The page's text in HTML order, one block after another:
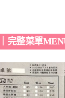
完整菜單